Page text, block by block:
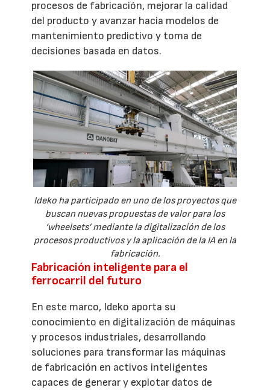
procesos de fabricación, mejorar la calidad
del producto y avanzar hacia modelos de
mantenimiento predictivo y toma de
decisiones basada en datos.
Ideko ha participado en uno de los proyectos que
buscan nuevas propuestas de valor para los
‘wheelsets’ mediante la digitalización de los
procesos productivos y la aplicación de la IA en la
fabricación.
Fabricación inteligente para el
ferrocarril del futuro
En este marco, Ideko aporta su
conocimiento en digitalización de máquinas
y procesos industriales, desarrollando
soluciones para transformar las máquinas
de fabricación en activos inteligentes
capaces de generar y explotar datos de